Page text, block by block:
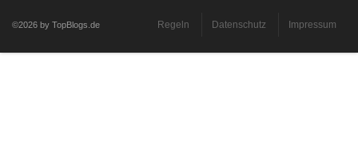
©2026 by TopBlogs.de Regeln Datenschutz Impressum